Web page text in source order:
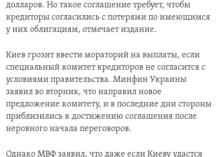
долларов. Но такое соглашение требует, чтобы
кредиторы согласились с потерями по имеющимся
у них облигациям, отмечает издание.
Киев грозит ввести мораторий на выплаты, если
специальный комитет кредиторов не согласится с
условиями правительства. Минфин Украины
заявил во вторник, что направил новое
предложение комитету, и в последние дни стороны
приблизились к достижению соглашения после
неровного начала переговоров.
Однако МВФ заявил, что даже если Киеву удастся